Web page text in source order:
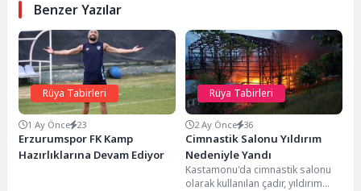
Benzer Yazılar
Rüya Tabirleri
1 Ay Önce 23
Erzurumspor FK Kamp
Hazırlıklarına Devam Ediyor
Rüya Tabirleri
2 Ay Önce 36
Cimnastik Salonu Yıldırım
Nedeniyle Yandı
Kastamonu'da cimnastik salonu
olarak kullanılan çadır, yıldırım